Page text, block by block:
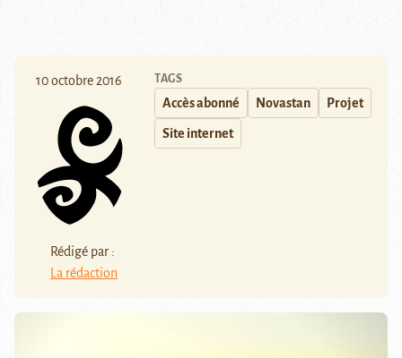
10 octobre 2016
Rédigé par :
La rédaction
TAGS
Accès abonné Novastan Projet
Site internet